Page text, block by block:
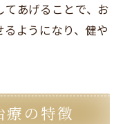
あげることで、お
ようになり、健や
療の特徴